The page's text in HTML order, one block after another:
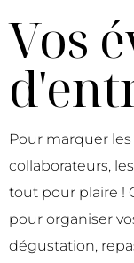
Vos
Pour marquer
collaborateurs,
tout pour plaire !
pour organiser
dégustation,